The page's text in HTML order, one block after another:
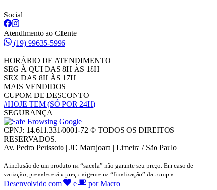
Social
Atendimento ao Cliente
(19) 99635-5996
HORÁRIO DE ATENDIMENTO
SEG À QUI DAS 8H ÀS 18H
SEX DAS 8H ÀS 17H
MAIS VENDIDOS
CUPOM DE DESCONTO
#HOJE TEM (SÓ POR 24H)
SEGURANÇA
CPNJ: 14.611.331/0001-72 © TODOS OS DIREITOS
RESERVADOS.
Av. Pedro Perissoto | JD Marajoara | Limeira / São Paulo
A inclusão de um produto na “sacola” não garante seu preço. Em caso de
variação, prevalecerá o preço vigente na “finalização” da compra.
Desenvolvido com e por Macro